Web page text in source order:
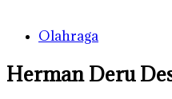
Olahraga
Herman Deru